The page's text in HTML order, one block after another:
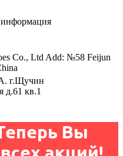
Co., Ltd Add: №58 Feijun
г.Щучин
д.61 кв.1
Вы